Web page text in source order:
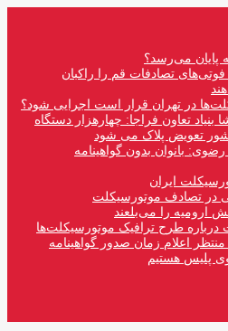
پایان می‌رسد؟
کرد: 56 درصد فوتی‌های تصادفات قم را راکبان
در تهران قرار است اجرایی شود؟
تعاون فراجا: چهارهزار دستگاه
تعویض پلاک می شود
بانوان بدون گواهینامه
ایران
در تصادف موتورسیکلت
ارومیه را می‌بلعند
درباره طرح ترافیک موتورسیکلت‌ها
اعلام زمان صدور گواهینامه
پلیس هستیم